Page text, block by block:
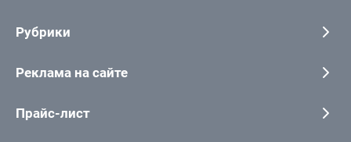
Рубрики
Реклама на сайте
Прайс-лист